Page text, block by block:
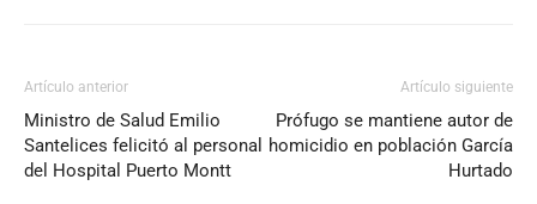
Artículo anterior
Ministro de Salud Emilio
Santelices felicitó al personal
del Hospital Puerto Montt
Artículo siguiente
Prófugo se mantiene autor de
homicidio en población García
Hurtado